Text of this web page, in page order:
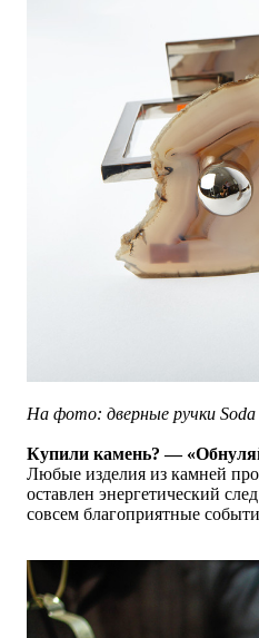
На фото: дверные ручки
Купили камень? —
Любые изделия из камней
оставлен энергетический
совсем благоприятные